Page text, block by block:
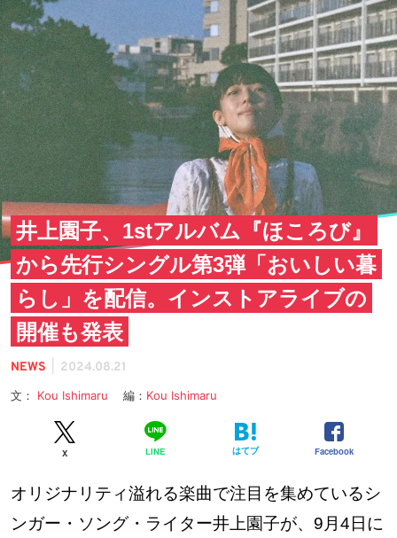
井上園子、1stアルバム『ほころび』
から先行シングル第3弾「おいしい暮
らし」を配信。インストアライブの
開催も発表
NEWS 2024.08.21
文： Kou Ishimaru 編： Kou Ishimaru
X LINE はてブ Facebook
オリジナリティ溢れる楽曲で注目を集めているシ
ンガー・ソング・ライター井上園子が、9月4日に